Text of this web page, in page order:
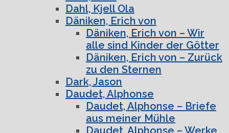
Dahl, Kjell Ola
Däniken, Erich von
Däniken, Erich von – Wir
alle sind Kinder der Götter
Däniken, Erich von – Zurück
zu den Sternen
Dark, Jason
Daudet, Alphonse
Daudet, Alphonse – Briefe
aus meiner Mühle
Daudet, Alphonse – Werke